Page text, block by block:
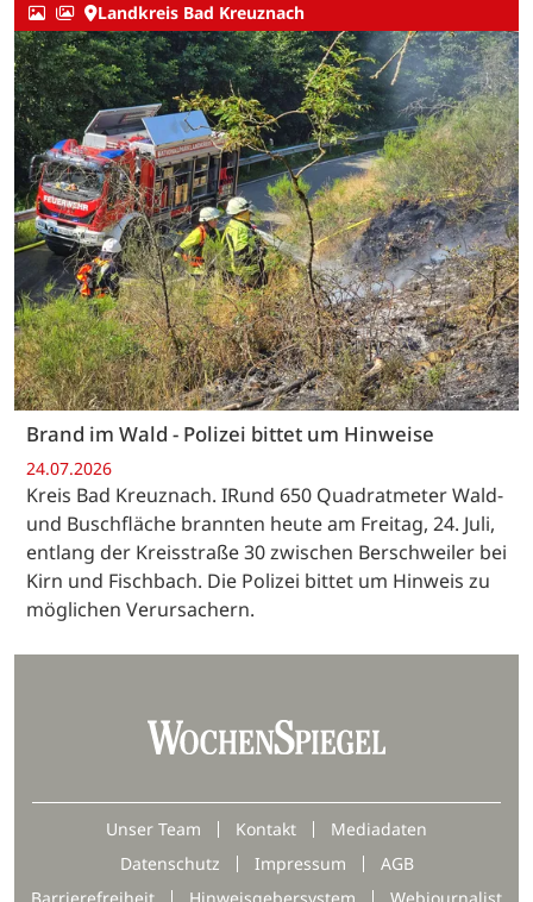
Landkreis Bad Kreuznach
Brand im Wald - Polizei bittet um Hinweise
24.07.2026
Kreis Bad Kreuznach. IRund 650 Quadratmeter Wald-
und Buschfläche brannten heute am Freitag, 24. Juli,
entlang der Kreisstraße 30 zwischen Berschweiler bei
Kirn und Fischbach. Die Polizei bittet um Hinweis zu
möglichen Verursachern.
Unser Team Kontakt
Mediadaten
Datenschutz
Impressum
AGB